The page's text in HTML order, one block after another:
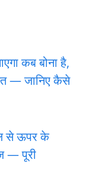
कब बोना है,
— जानिए कैसे
से ऊपर के
— पूरी